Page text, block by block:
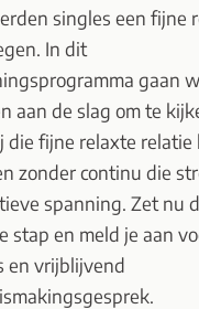
singles een fijne
In dit
gaan
aan de slag om te
die fijne relaxte relatie
zonder continu die
spanning. Zet nu
stap en meld je aan
en vrijblijvend
.